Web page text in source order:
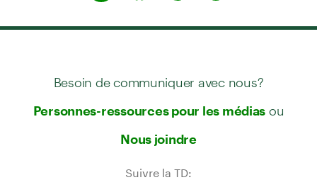
Besoin de communiquer avec nous?
Personnes-ressources pour les médias ou
Nous joindre
Suivre la TD: